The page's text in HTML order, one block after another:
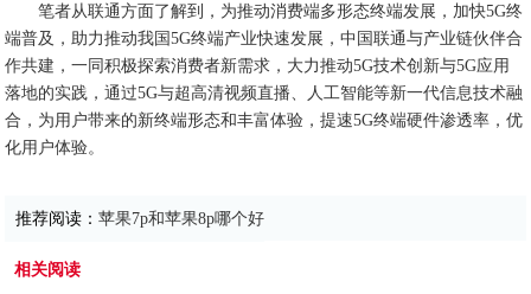
笔者从联通方面了解到，为推动消费端多形态终端发展，加快5G终
端普及，助力推动我国5G终端产业快速发展，中国联通与产业链伙伴合
作共建，一同积极探索消费者新需求，大力推动5G技术创新与5G应用
落地的实践，通过5G与超高清视频直播、人工智能等新一代信息技术融
合，为用户带来的新终端形态和丰富体验，提速5G终端硬件渗透率，优
化用户体验。
推荐阅读：苹果7p和苹果8p哪个好
相关阅读